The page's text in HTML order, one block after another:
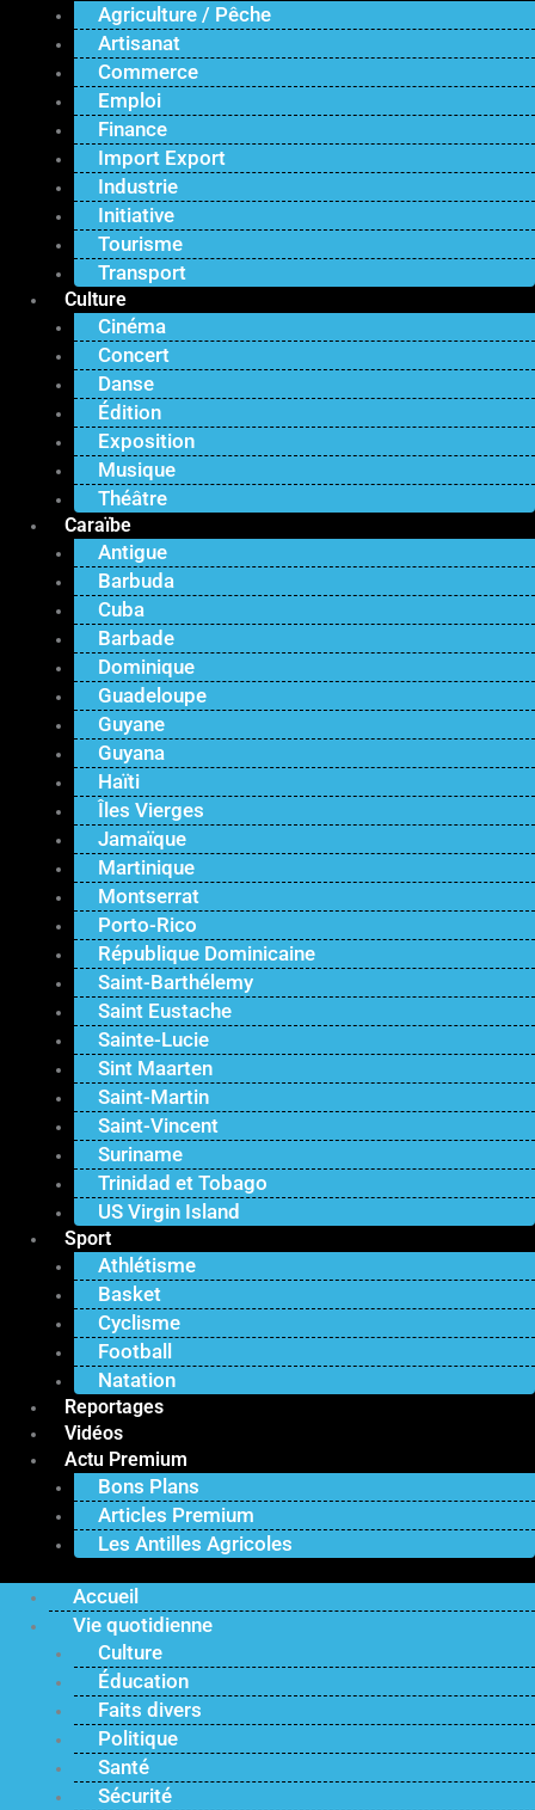
Agriculture / Pêche
Artisanat
Commerce
Emploi
Finance
Import Export
Industrie
Initiative
Tourisme
Transport
Culture
Cinéma
Concert
Danse
Édition
Exposition
Musique
Théâtre
Caraïbe
Antigue
Barbuda
Cuba
Barbade
Dominique
Guadeloupe
Guyane
Guyana
Haïti
Îles Vierges
Jamaïque
Martinique
Montserrat
Porto-Rico
République Dominicaine
Saint-Barthélemy
Saint Eustache
Sainte-Lucie
Sint Maarten
Saint-Martin
Saint-Vincent
Suriname
Trinidad et Tobago
US Virgin Island
Sport
Athlétisme
Basket
Cyclisme
Football
Natation
Reportages
Vidéos
Actu Premium
Bons Plans
Articles Premium
Les Antilles Agricoles
Accueil
Vie quotidienne
Culture
Éducation
Faits divers
Politique
Santé
Sécurité